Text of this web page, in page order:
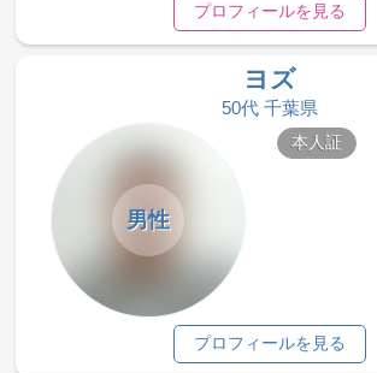
プロフィールを見る
ヨズ
50代 千葉県
男性
本人証
プロフィールを見る